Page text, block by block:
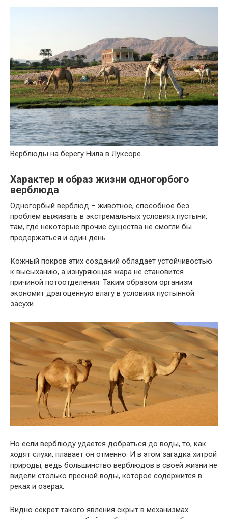
Верблюды на берегу Нила в Луксоре.
Характер и образ жизни одногорбого
верблюда
Одногорбый верблюд – животное, способное без
проблем выживать в экстремальных условиях пустыни,
там, где некоторые прочие существа не смогли бы
продержаться и один день.
Кожный покров этих созданий обладает устойчивостью
к высыханию, а изнуряющая жара не становится
причиной потоотделения. Таким образом организм
экономит драгоценную влагу в условиях пустынной
засухи.
Но если верблюду удается добраться до воды, то, как
ходят слухи, плавает он отменно. И в этом загадка хитрой
природы, ведь большинство верблюдов в своей жизни не
видели столько пресной воды, которое содержится в
реках и озерах.
Видно секрет такого явления скрыт в механизмах